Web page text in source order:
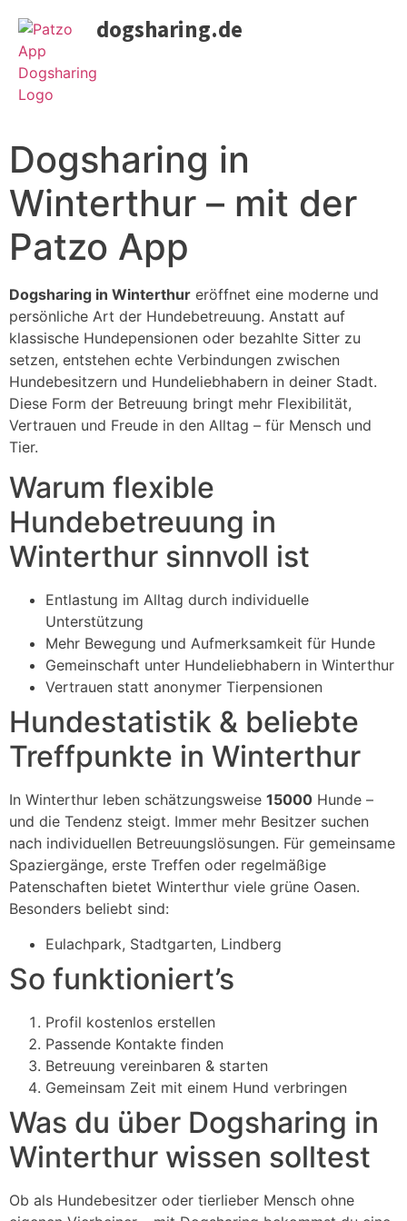
dogsharing.de
Dogsharing in
Winterthur – mit der
Patzo App
Dogsharing in Winterthur eröffnet eine moderne und
persönliche Art der Hundebetreuung. Anstatt auf
klassische Hundepensionen oder bezahlte Sitter zu
setzen, entstehen echte Verbindungen zwischen
Hundebesitzern und Hundeliebhabern in deiner Stadt.
Diese Form der Betreuung bringt mehr Flexibilität,
Vertrauen und Freude in den Alltag – für Mensch und
Tier.
Warum flexible
Hundebetreuung in
Winterthur sinnvoll ist
Entlastung im Alltag durch individuelle
Unterstützung
Mehr Bewegung und Aufmerksamkeit für Hunde
Gemeinschaft unter Hundeliebhabern in Winterthur
Vertrauen statt anonymer Tierpensionen
Hundestatistik & beliebte
Treffpunkte in Winterthur
In Winterthur leben schätzungsweise 15000 Hunde –
und die Tendenz steigt. Immer mehr Besitzer suchen
nach individuellen Betreuungslösungen. Für gemeinsame
Spaziergänge, erste Treffen oder regelmäßige
Patenschaften bietet Winterthur viele grüne Oasen.
Besonders beliebt sind:
Eulachpark, Stadtgarten, Lindberg
So funktioniert’s
Profil kostenlos erstellen
Passende Kontakte finden
Betreuung vereinbaren & starten
Gemeinsam Zeit mit einem Hund verbringen
Was du über Dogsharing in
Winterthur wissen solltest
Ob als Hundebesitzer oder tierlieber Mensch ohne